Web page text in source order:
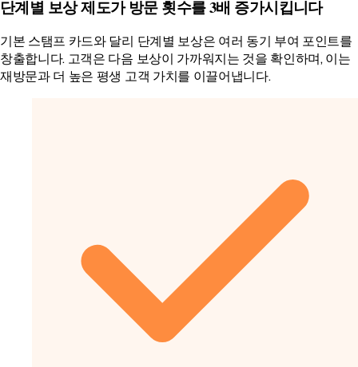
단계별 보상 제도가 방문 횟수를 3배 증가시킵니다
기본 스탬프 카드와 달리 단계별 보상은 여러 동기 부여 포인트를
창출합니다. 고객은 다음 보상이 가까워지는 것을 확인하며, 이는
재방문과 더 높은 평생 고객 가치를 이끌어냅니다.